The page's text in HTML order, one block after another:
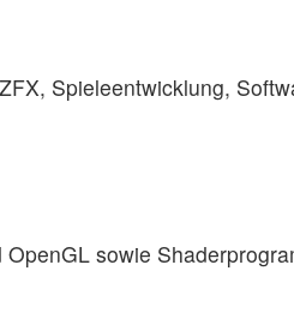
Spieleentwicklung,
sowie